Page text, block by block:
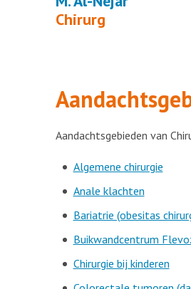
Chirurg
Aandachtsgebieden van
Algemene chirurgie
Anale klachten
Bariatrie (obesitas
Buikwandcentrum
Chirurgie bij kinderen